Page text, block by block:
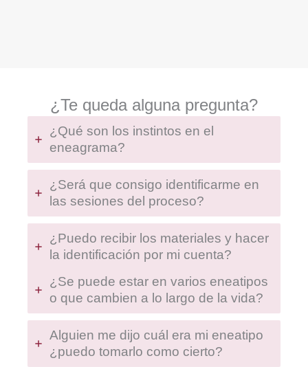
¿Te queda alguna pregunta?
¿Qué son los instintos en el
eneagrama?
¿Será que consigo identificarme en
las sesiones del proceso?
¿Puedo recibir los materiales y hacer
la identificación por mi cuenta?
¿Se puede estar en varios eneatipos
o que cambien a lo largo de la vida?
Alguien me dijo cuál era mi eneatipo
¿puedo tomarlo como cierto?